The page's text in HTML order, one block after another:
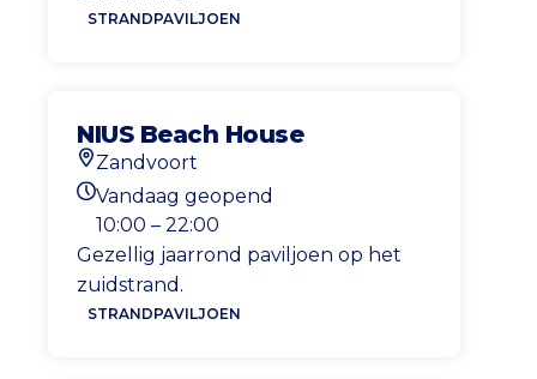
STRANDPAVILJOEN
NIUS Beach House
Locatie
Zandvoort
Openingstijden vandaag
Vandaag geopend
10:00 – 22:00
Gezellig jaarrond paviljoen op het
zuidstrand.
STRANDPAVILJOEN